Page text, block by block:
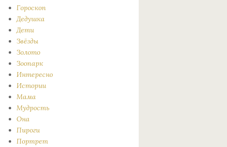
Гороскоп
Дедушка
Дети
Звёзды
Золото
Зоопарк
Интересно
Истории
Мама
Мудрость
Она
Пироги
Портрет